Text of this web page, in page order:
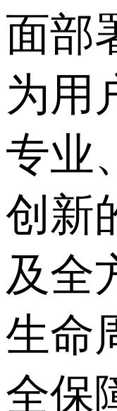
面部
为用
专业
创新
及全
生命
全保